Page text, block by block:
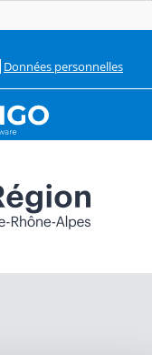
Données personnelles